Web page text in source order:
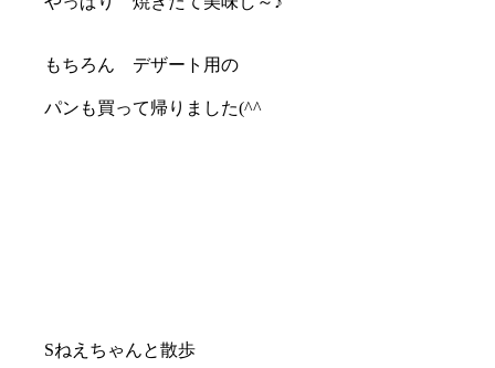
もちろん デザート用の
パンも買って帰りました(^^ゞ
Sねえちゃんと散歩